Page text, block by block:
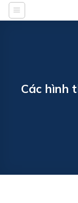
Bỏ
qua
Các hình